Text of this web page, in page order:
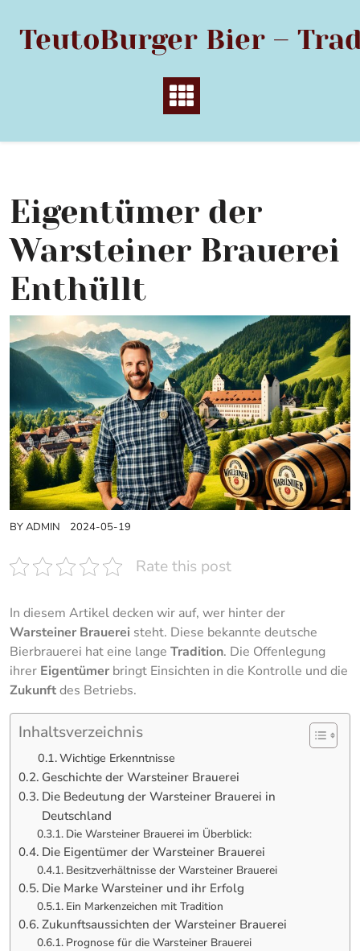
content
TeutoBurger Bier –
Eigentümer der
Warsteiner Brauerei
Enthüllt
BYADMIN 2024-05-19
Rate this post
In diesem Artikel decken wir auf, wer hinter der
Warsteiner Brauerei steht. Diese bekannte deutsche
Bierbrauerei hat eine lange Tradition. Die Offenlegung
ihrer Eigentümer bringt Einsichten in die Kontrolle und die
Zukunftdes Betriebs.
Inhaltsverzeichnis
Wichtige Erkenntnisse
Geschichte der Warsteiner Brauerei
Die Bedeutung der Warsteiner Brauerei in
Deutschland
Die Warsteiner Brauerei im Überblick:
Die Eigentümer der Warsteiner Brauerei
Besitzverhältnisse der Warsteiner Brauerei
Die Marke Warsteiner und ihr Erfolg
Ein Markenzeichen mit Tradition
Zukunftsaussichten der Warsteiner Brauerei
Prognose für die Warsteiner Brauerei